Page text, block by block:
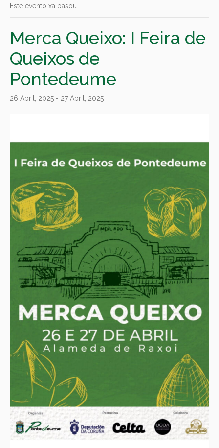
Este evento xa pasou.
Merca Queixo: I Feira de
Queixos de
Pontedeume
26 Abril, 2025 - 27 Abril, 2025